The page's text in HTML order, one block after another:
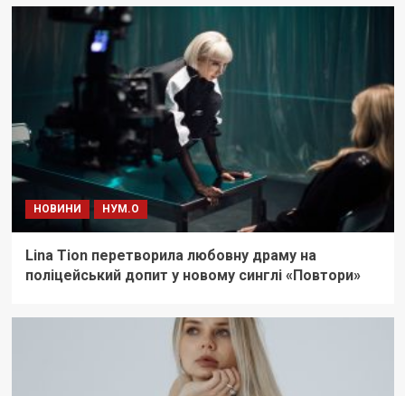
НОВИНИ НУМ.О
Lina Tion перетворила любовну драму на
поліцейський допит у новому синглі «Повтори»